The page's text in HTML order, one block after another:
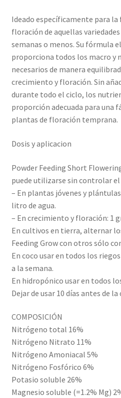
Ideado específicamente para la
floración de aquellas
semanas o menos. Su fórmula
proporciona todos los macro y
necesarios de manera
crecimiento y floración. Sin
durante todo el ciclo, los
proporción adecuada para una
plantas de floración temprana.
Dosis y aplicacion
Powder Feeding Short
puede utilizarse sin controlar el
– En plantas jóvenes y
litro de agua.
– En crecimiento y floración: 1
En cultivos en tierra, alternar
Feeding Grow con otros sólo
En coco usar en todos los
a la semana.
En hidropónico usar en todos
Dejar de usar 10 días antes de la
COMPOSICIÓN
Nitrógeno total 16%
Nitrógeno Nitrato 11%
Nitrógeno Amoniacal 5%
Nitrógeno Fosfórico 6%
Potasio soluble 26%
Magnesio soluble (=1.2% Mg)